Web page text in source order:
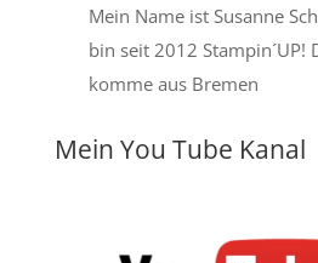
Mein Name ist Susanne
bin seit 2012 Stampin´UP!
komme aus Bremen
Mein You Tube Kanal